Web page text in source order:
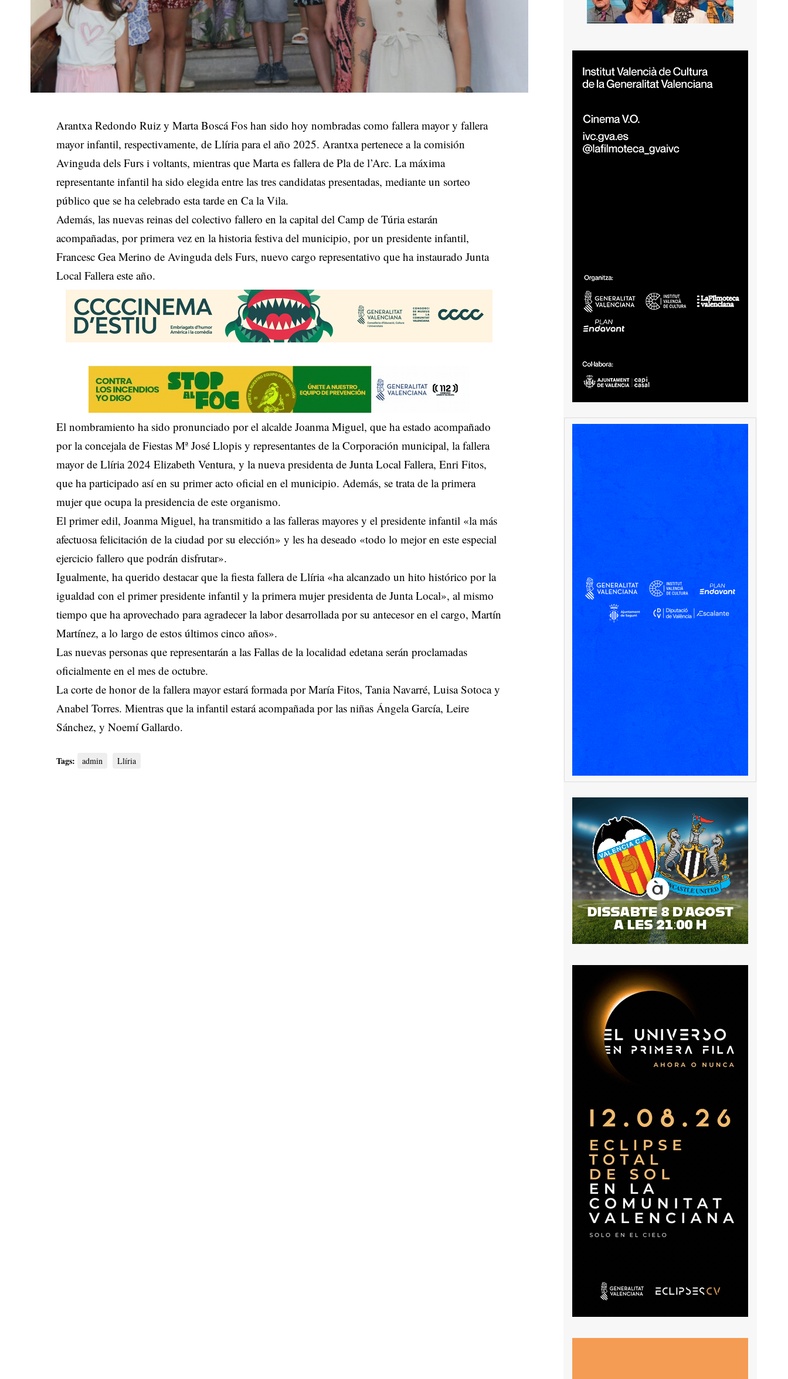
Arantxa Redondo Ruiz y Marta Boscá Fos han sido hoy nombradas como fallera mayor y fallera
mayor infantil, respectivamente, de Llíria para el año 2025. Arantxa pertenece a la comisión
Avinguda dels Furs i voltants, mientras que Marta es fallera de Pla de l’Arc. La máxima
representante infantil ha sido elegida entre las tres candidatas presentadas, mediante un sorteo
público que se ha celebrado esta tarde en Ca la Vila.
Además, las nuevas reinas del colectivo fallero en la capital del Camp de Túria estarán
acompañadas, por primera vez en la historia festiva del municipio, por un presidente infantil,
Francesc Gea Merino de Avinguda dels Furs, nuevo cargo representativo que ha instaurado Junta
Local Fallera este año.
El nombramiento ha sido pronunciado por el alcalde Joanma Miguel, que ha estado acompañado
por la concejala de Fiestas Mª José Llopis y representantes de la Corporación municipal, la fallera
mayor de Llíria 2024 Elizabeth Ventura, y la nueva presidenta de Junta Local Fallera, Enri Fitos,
que ha participado así en su primer acto oficial en el municipio. Además, se trata de la primera
mujer que ocupa la presidencia de este organismo.
El primer edil, Joanma Miguel, ha transmitido a las falleras mayores y el presidente infantil «la más
afectuosa felicitación de la ciudad por su elección» y les ha deseado «todo lo mejor en este especial
ejercicio fallero que podrán disfrutar».
Igualmente, ha querido destacar que la fiesta fallera de Llíria «ha alcanzado un hito histórico por la
igualdad con el primer presidente infantil y la primera mujer presidenta de Junta Local», al mismo
tiempo que ha aprovechado para agradecer la labor desarrollada por su antecesor en el cargo, Martín
Martínez, a lo largo de estos últimos cinco años».
Las nuevas personas que representarán a las Fallas de la localidad edetana serán proclamadas
oficialmente en el mes de octubre.
La corte de honor de la fallera mayor estará formada por María Fitos, Tania Navarré, Luisa Sotoca y
Anabel Torres. Mientras que la infantil estará acompañada por las niñas Ángela García, Leire
Sánchez, y Noemí Gallardo.
Tags: admin Llíria